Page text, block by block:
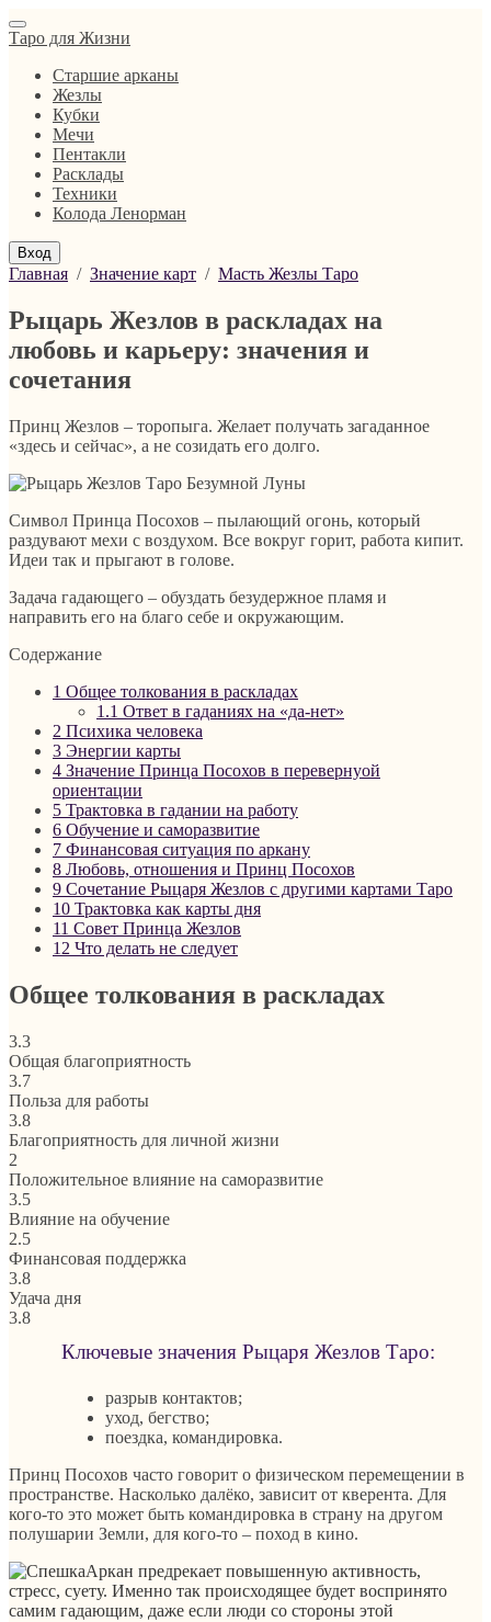
Таро для Жизни
Старшие арканы
Жезлы
Кубки
Мечи
Пентакли
Расклады
Техники
Колода Ленорман
Вход
Главная / Значение карт / Масть Жезлы Таро
Рыцарь Жезлов в раскладах на
любовь и карьеру: значения и
сочетания
Принц Жезлов – торопыга. Желает получать загаданное
«здесь и сейчас», а не созидать его долго.
Символ Принца Посохов – пылающий огонь, который
раздувают мехи с воздухом. Все вокруг горит, работа кипит.
Идеи так и прыгают в голове.
Задача гадающего – обуздать безудержное пламя и
направить его на благо себе и окружающим.
Содержание
1 Общее толкования в раскладах
1.1 Ответ в гаданиях на «да-нет»
2 Психика человека
3 Энергии карты
4 Значение Принца Посохов в перевернуой
ориентации
5 Трактовка в гадании на работу
6 Обучение и саморазвитие
7 Финансовая ситуация по аркану
8 Любовь, отношения и Принц Посохов
9 Сочетание Рыцаря Жезлов с другими картами Таро
10 Трактовка как карты дня
11 Совет Принца Жезлов
12 Что делать не следует
Общее толкования в раскладах
3.3
Общая благоприятность
3.7
Польза для работы
3.8
Благоприятность для личной жизни
2
Положительное влияние на саморазвитие
3.5
Влияние на обучение
2.5
Финансовая поддержка
3.8
Удача дня
3.8
Ключевые значения Рыцаря Жезлов Таро:
разрыв контактов;
уход, бегство;
поездка, командировка.
Принц Посохов часто говорит о физическом перемещении в
пространстве. Насколько далёко, зависит от кверента. Для
кого-то это может быть командировка в страну на другом
полушарии Земли, для кого-то – поход в кино.
Аркан предрекает повышенную активность,
стресс, суету. Именно так происходящее будет воспринято
самим гадающим, даже если люди со стороны этой